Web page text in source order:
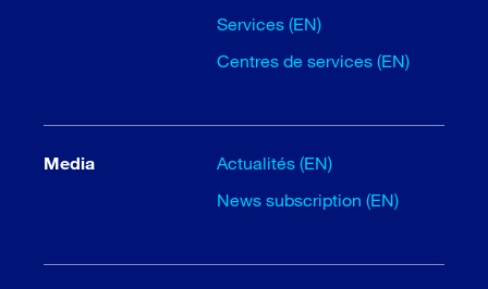
Services (EN)
Centres de services (EN)
Media
Actualités (EN)
News subscription (EN)